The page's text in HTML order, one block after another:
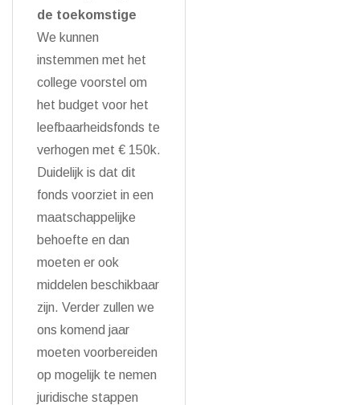
de toekomstige
We kunnen
instemmen met het
college voorstel om
het budget voor het
leefbaarheidsfonds te
verhogen met € 150k.
Duidelijk is dat dit
fonds voorziet in een
maatschappelijke
behoefte en dan
moeten er ook
middelen beschikbaar
zijn. Verder zullen we
ons komend jaar
moeten voorbereiden
op mogelijk te nemen
juridische stappen